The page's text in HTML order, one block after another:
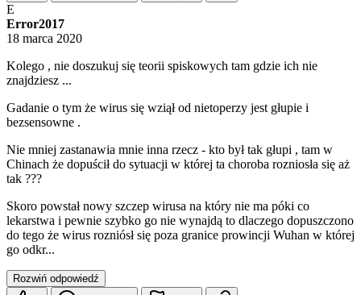
E
Error2017
18 marca 2020
Kolego , nie doszukuj się teorii spiskowych tam gdzie ich nie
znajdziesz ...
Gadanie o tym że wirus się wziął od nietoperzy jest głupie i
bezsensowne .
Nie mniej zastanawia mnie inna rzecz - kto był tak głupi , tam w
Chinach że dopuścił do sytuacji w której ta choroba rozniosła się aż
tak ???
Skoro powstał nowy szczep wirusa na który nie ma póki co
lekarstwa i pewnie szybko go nie wynajdą to dlaczego dopuszczono
do tego że wirus rozniósł się poza granice prowincji Wuhan w której
go odkr...
Rozwiń odpowiedź